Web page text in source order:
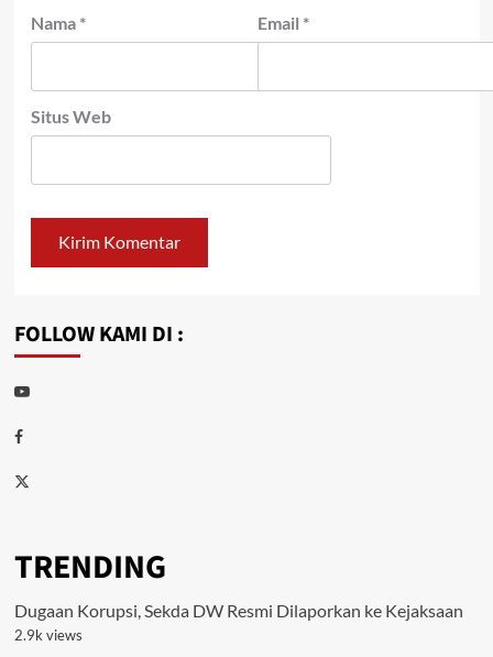
Nama * Email *
Situs Web
FOLLOW KAMI DI :
Youtube
Facebook
Twitter
TRENDING
Dugaan Korupsi, Sekda DW Resmi Dilaporkan ke Kejaksaan
2.9k views